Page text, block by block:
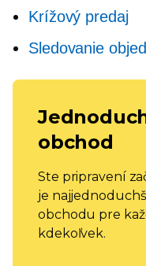
Krížový predaj
Sledovanie
obchod
Ste pripravení
je
obchodu pre
kdekoľvek.